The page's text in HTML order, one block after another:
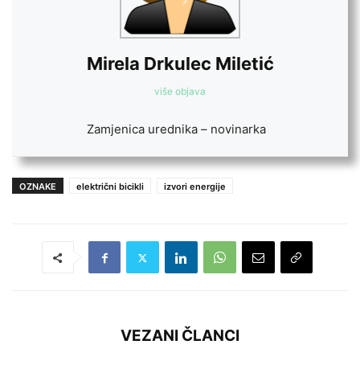
Mirela Drkulec Miletić
više objava
Zamjenica urednika – novinarka
OZNAKE električni bicikli izvori energije
VEZANI ČLANCI